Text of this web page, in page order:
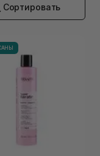
Сортировать